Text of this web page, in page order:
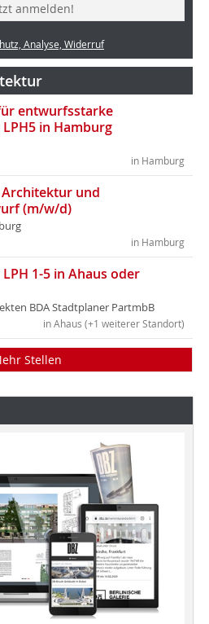
anmelden!
Analyse, Widerruf
entwurfsstarke
in Hamburg
in Hamburg
und
(m/w/d)
in Hamburg
1-5 in Ahaus oder
BDA Stadtplaner PartmbB
in Ahaus (+1 weiterer Standort)
Stellen